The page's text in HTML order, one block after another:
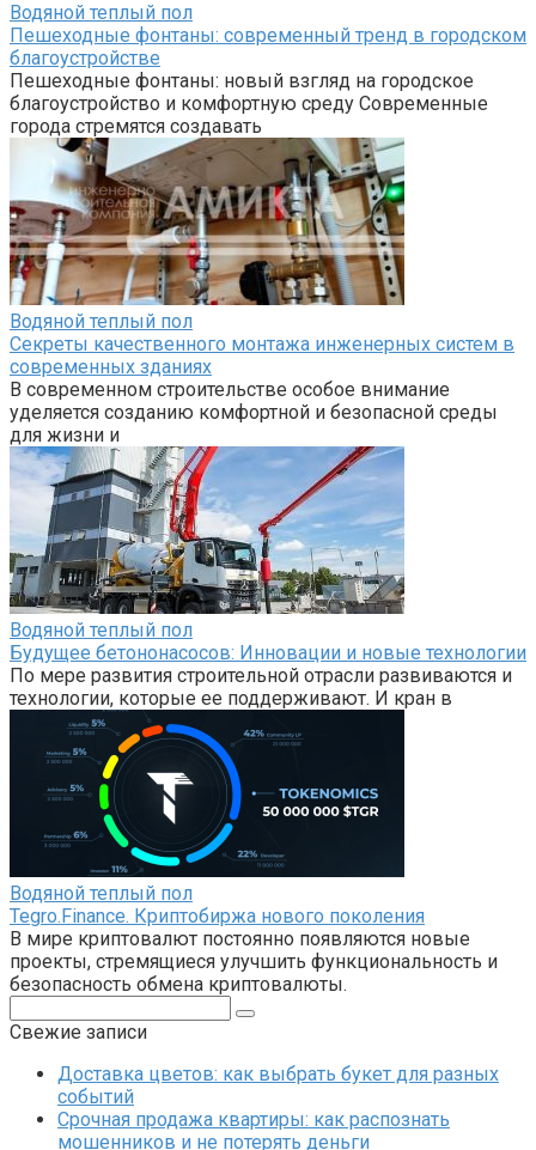
Водяной теплый пол
Пешеходные фонтаны: современный тренд в городском
благоустройстве
Пешеходные фонтаны: новый взгляд на городское
благоустройство и комфортную среду Современные
города стремятся создавать
Водяной теплый пол
Секреты качественного монтажа инженерных систем в
современных зданиях
В современном строительстве особое внимание
уделяется созданию комфортной и безопасной среды
для жизни и
Водяной теплый пол
Будущее бетононасосов: Инновации и новые технологии
По мере развития строительной отрасли развиваются и
технологии, которые ее поддерживают. И кран в
Водяной теплый пол
Tegro.Finance. Криптобиржа нового поколения
В мире криптовалют постоянно появляются новые
проекты, стремящиеся улучшить функциональность и
безопасность обмена криптовалюты.
Свежие записи
Доставка цветов: как выбрать букет для разных
событий
Срочная продажа квартиры: как распознать
мошенников и не потерять деньги